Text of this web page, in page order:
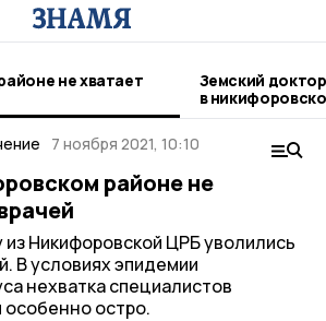
не хватает
Земский
в
7 ноября 2021, 10:10
районе не
из Никифоровской ЦРБ уволились
В условиях эпидемии
нехватка специалистов
остро.